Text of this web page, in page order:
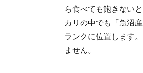
ら食べても飽きない
カリの中でも「魚沼
ランクに位置します
ません。